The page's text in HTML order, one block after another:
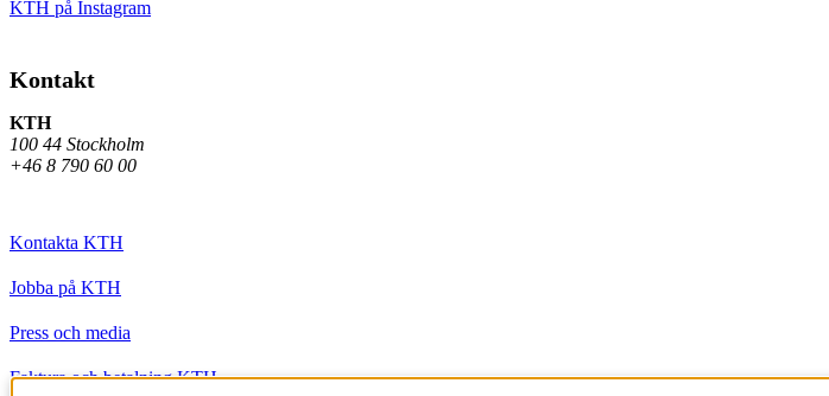
KTH på Instagram
Kontakt
KTH
100 44 Stockholm
+46 8 790 60 00
Kontakta KTH
Jobba på KTH
Press och media
Faktura och betalning KTH